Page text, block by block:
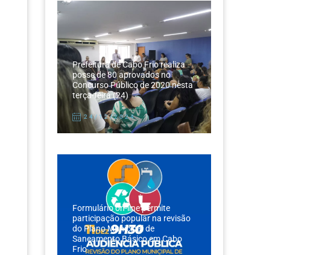
Prefeitura de Cabo Frio realiza
posse de 80 aprovados no
Concurso Público de 2020 nesta
terça-feira (24)
24/12/2024
Formulário on-line permite
participação popular na revisão
do Plano Municipal de
Saneamento Básico em Cabo
Frio